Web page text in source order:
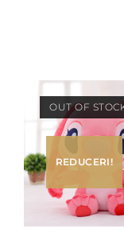
OUT OF
REDUCERI!